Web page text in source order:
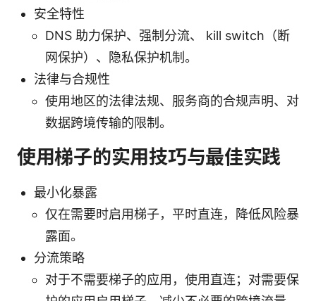
安全特性
DNS 助力保护、强制分流、 kill switch（断
网保护）、隐私保护机制。
法律与合规性
使用地区的法律法规、服务商的合规声明、对
数据跨境传输的限制。
使用梯子的实用技巧与最佳实践
最小化暴露
仅在需要时启用梯子，平时直连，降低风险暴
露面。
分流策略
对于不需要梯子的应用，使用直连；对需要保